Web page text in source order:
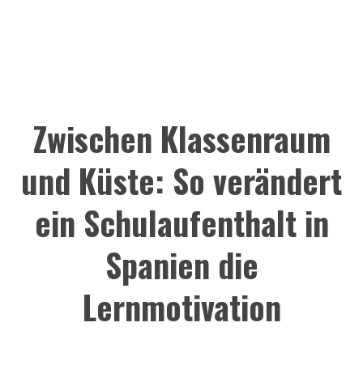
Zwischen Klassenraum
und Küste: So verändert
ein Schulaufenthalt in
Spanien die
Lernmotivation